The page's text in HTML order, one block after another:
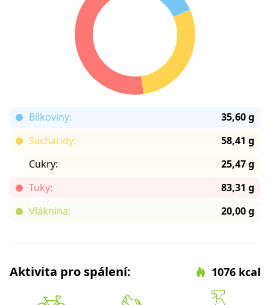
Bílkoviny:
35,60 g
Sacharidy:
58,41 g
Cukry:
25,47 g
Tuky:
83,31 g
Vláknina:
20,00 g
Aktivita pro spálení: 1076 kcal